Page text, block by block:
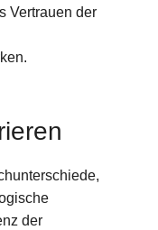
Vertrauen der
der